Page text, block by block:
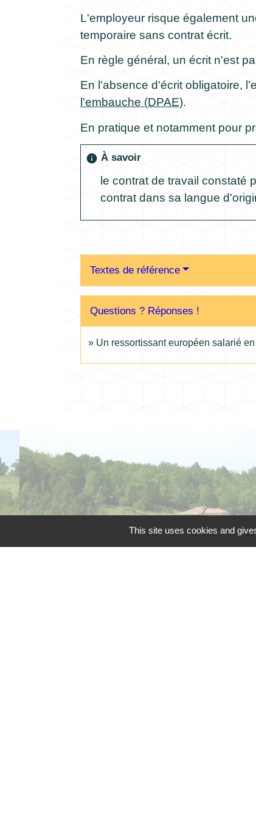
L'employeur risque également
temporaire sans contrat écrit.
En règle général, un écrit n'est
En l'absence d'écrit obligatoire,
l'embauche (DPAE).
En pratique et notamment pour
info À savoir
le contrat de travail constaté
contrat dans sa langue
Textes de référence
Questions ? Réponses !
Un ressortissant européen salarié
This site uses cookies and